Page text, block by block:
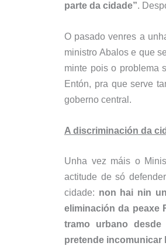
parte da cidade”.
O pasado venres a
ministro Abalos e que
minte pois o problema
Entón, pra que serve
goberno central.
A discriminación da
Unha vez máis o
actitude de só
cidade: non hai nin
eliminación da peaxe
tramo urbano
pretende incomunicar